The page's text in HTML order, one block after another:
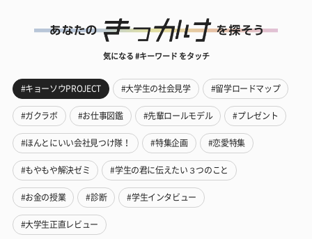
気になる #キーワード をタッチ
#キョーソウPROJECT #大学生の社会見学 #留学ロードマップ
#ガクラボ #お仕事図鑑 #先輩ロールモデル #プレゼント
#ほんとにいい会社見つけ隊！ #特集企画 #恋愛特集
#もやもや解決ゼミ #学生の君に伝えたい３つのこと
#お金の授業 #診断 #学生インタビュー
#大学生正直レビュー